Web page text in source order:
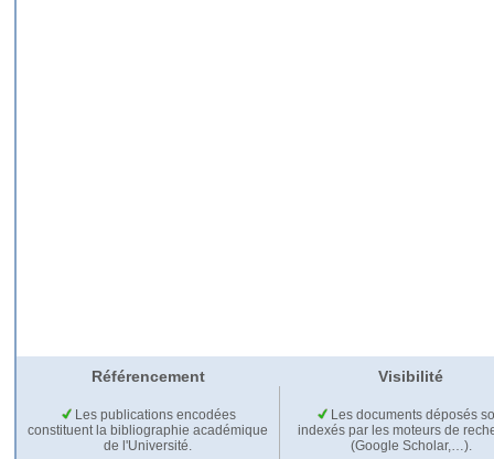
Référencement Visibilité
Les publications encodées
constituent la bibliographie académique
de l'Université.
Les documents déposés
indexés par les moteurs de
(Google Scholar,…).